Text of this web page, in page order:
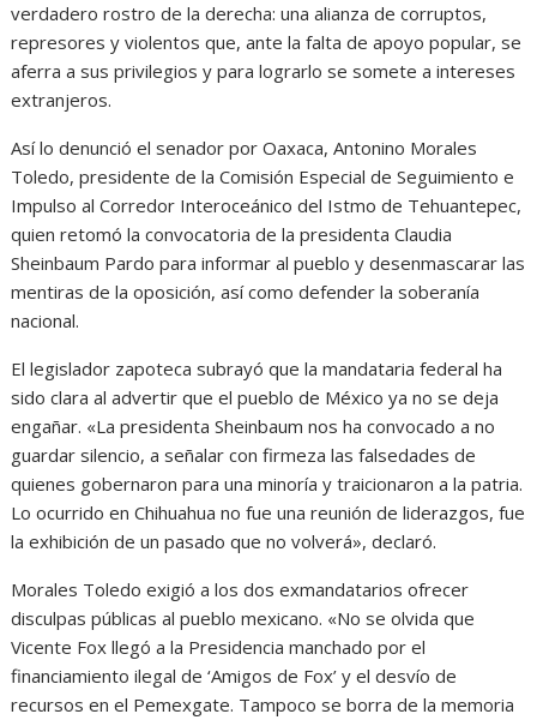
verdadero rostro de la derecha: una alianza de corruptos,
represores y violentos que, ante la falta de apoyo popular, se
aferra a sus privilegios y para lograrlo se somete a intereses
extranjeros.
Así lo denunció el senador por Oaxaca, Antonino Morales
Toledo, presidente de la Comisión Especial de Seguimiento e
Impulso al Corredor Interoceánico del Istmo de Tehuantepec,
quien retomó la convocatoria de la presidenta Claudia
Sheinbaum Pardo para informar al pueblo y desenmascarar las
mentiras de la oposición, así como defender la soberanía
nacional.
El legislador zapoteca subrayó que la mandataria federal ha
sido clara al advertir que el pueblo de México ya no se deja
engañar. «La presidenta Sheinbaum nos ha convocado a no
guardar silencio, a señalar con firmeza las falsedades de
quienes gobernaron para una minoría y traicionaron a la patria.
Lo ocurrido en Chihuahua no fue una reunión de liderazgos, fue
la exhibición de un pasado que no volverá», declaró.
Morales Toledo exigió a los dos exmandatarios ofrecer
disculpas públicas al pueblo mexicano. «No se olvida que
Vicente Fox llegó a la Presidencia manchado por el
financiamiento ilegal de ‘Amigos de Fox’ y el desvío de
recursos en el Pemexgate. Tampoco se borra de la memoria